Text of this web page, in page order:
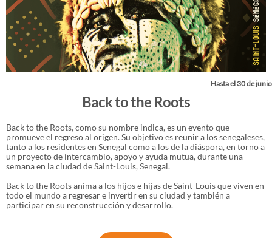
Hasta el 30 de junio
Back to the Roots
Back to the Roots, como su nombre indica, es un evento que
promueve el regreso al origen. Su objetivo es reunir a los senegaleses,
tanto a los residentes en Senegal como a los de la diáspora, en torno a
un proyecto de intercambio, apoyo y ayuda mutua, durante una
semana en la ciudad de Saint-Louis, Senegal.
Back to the Roots anima a los hijos e hijas de Saint-Louis que viven en
todo el mundo a regresar e invertir en su ciudad y también a
participar en su reconstrucción y desarrollo.